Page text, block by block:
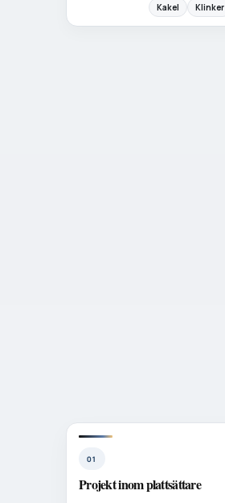
Kakel Klinker
01
Projekt inom plattsättare